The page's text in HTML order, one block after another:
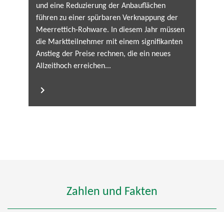
und eine Reduzierung der Anbauflächen
führen zu einer spürbaren Verknappung der
Meerrettich-Rohware. In diesem Jahr müssen
die Marktteilnehmer mit einem signifikanten
Anstieg der Preise rechnen, die ein neues
Allzeithoch erreichen...
Zahlen und Fakten